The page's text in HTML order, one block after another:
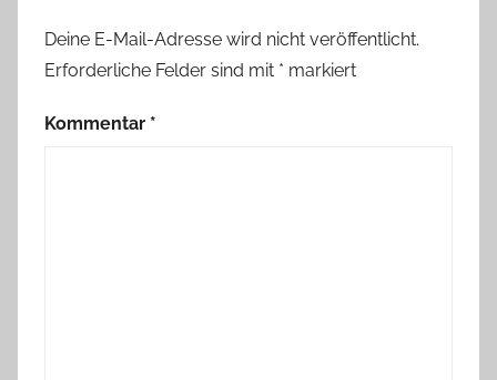
Deine E-Mail-Adresse wird nicht veröffentlicht.
Erforderliche Felder sind mit * markiert
Kommentar *